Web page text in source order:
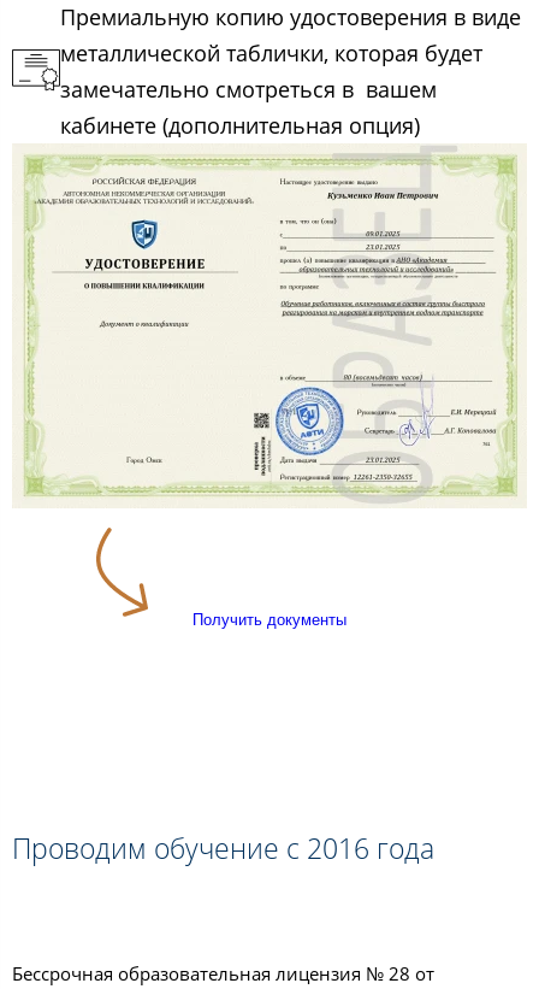
Премиальную копию удостоверения в виде
металлической таблички, которая будет
замечательно смотреться в вашем
кабинете (дополнительная опция)
Получить документы
Проводим обучение с 2016 года
Бессрочная образовательная лицензия № 28 от